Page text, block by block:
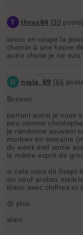
T thrux84 [30
sinon on coupe la
chemin à une heure
autre chose je ne suis
N niala_69 [64
Bonsoir
partant aussi je vous
peu comme
je randonne souvent
morbier en semaine
du week end sortie
le même esprit de
si cela vous dit 0sept
six neuf arobas
blanc avec chiffres et
@ plus
alain